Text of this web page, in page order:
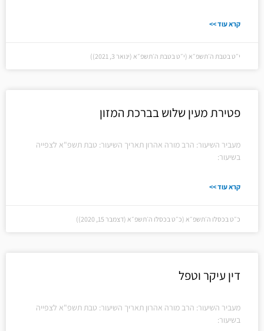
קרא עוד >>
י״ט בטבת ה׳תשפ״א (י״ט בטבת ה׳תשפ״א (ינואר 3, 2021))
פטירת מעין שלוש בברכת המזון
מעביר השיעור: הרב מורה אהרון תאריך השיעור: טבת תשפ"א לצפייה
בשיעור:
קרא עוד >>
כ״ט בכסלו ה׳תשפ״א (כ״ט בכסלו ה׳תשפ״א (דצמבר 15, 2020))
דין עיקר וטפל
מעביר השיעור: הרב מורה אהרון תאריך השיעור: טבת תשפ"א לצפייה
בשיעור: